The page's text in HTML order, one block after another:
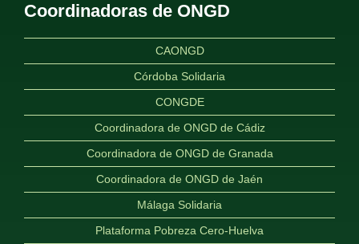
Coordinadoras de ONGD
CAONGD
Córdoba Solidaria
CONGDE
Coordinadora de ONGD de Cádiz
Coordinadora de ONGD de Granada
Coordinadora de ONGD de Jaén
Málaga Solidaria
Plataforma Pobreza Cero-Huelva